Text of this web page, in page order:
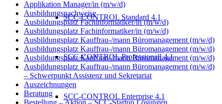
SCC-CONTROL Standard 4.1
SCC-CONTROL Professionell 4.1
SCC-CONTROL Enterprise 4.1
Applikation Manager/in (m/w/d)
Ausbildungsnachweise
Ausbildungsplatz Fachinformatiker/in (m/w/d)
Ausbildungsplatz Fachinformatiker/in (m/w/d)
Ausbildungsplatz Kauffrau-/mann Büromanagement (m/w/d)
Ausbildungsplatz Kauffrau-/mann Büromanagement (m/w/d)
Ausbildungsplatz Kauffrau-/mann Büromanagement (m/w/d)
Ausbildungsplatz Kauffrau-/mann Büromanagement (m/w/d)
– Schwerpunkt Assistenz und Sekretariat
Auszeichnungen
Beratung